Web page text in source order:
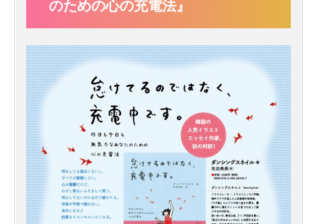
のための心の充電法』